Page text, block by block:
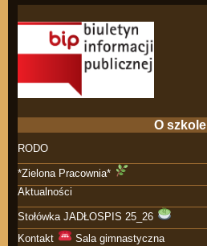
O szkole
RODO
*Zielona Pracownia*
Aktualności
Stołówka JADŁOSPIS 25_26
Kontakt
Sala gimnastyczna